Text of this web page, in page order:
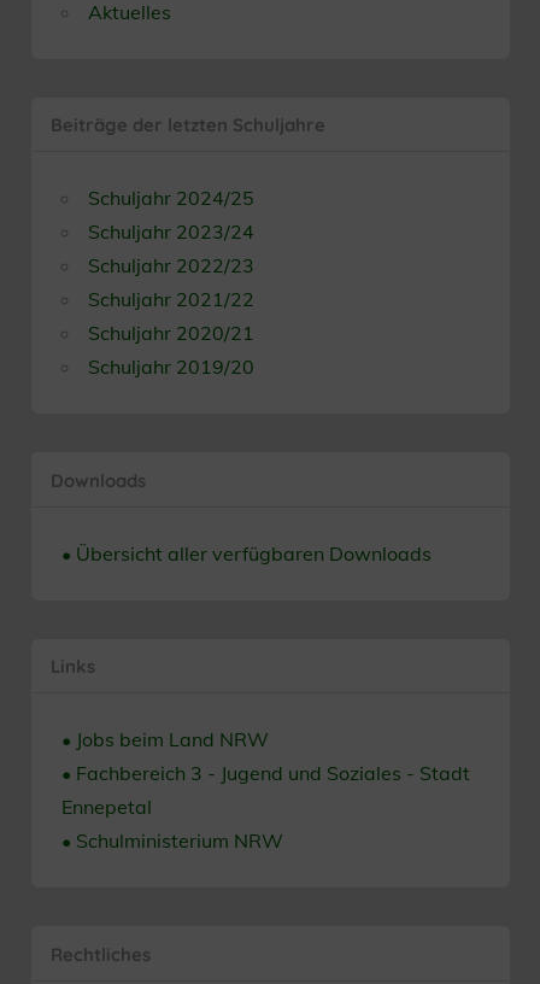
Aktuelles
Beiträge der letzten Schuljahre
Schuljahr 2024/25
Schuljahr 2023/24
Schuljahr 2022/23
Schuljahr 2021/22
Schuljahr 2020/21
Schuljahr 2019/20
Downloads
• Übersicht aller verfügbaren Downloads
Links
• Jobs beim Land NRW
• Fachbereich 3 - Jugend und Soziales - Stadt
Ennepetal
• Schulministerium NRW
Rechtliches